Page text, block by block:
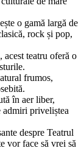
de locuri, acest
regiunea
de mare
o gamă largă de
rock și pop,
teatru oferă o
frumos,
în aer liber,
admiri priveliștea